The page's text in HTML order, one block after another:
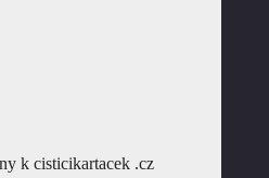
k cisticikartacek .cz